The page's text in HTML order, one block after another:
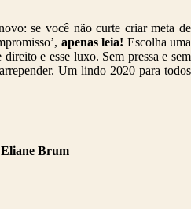
se você não curte criar meta de
apenas leia! Escolha uma
e esse luxo. Sem pressa e sem
Um lindo 2020 para todos
Brum